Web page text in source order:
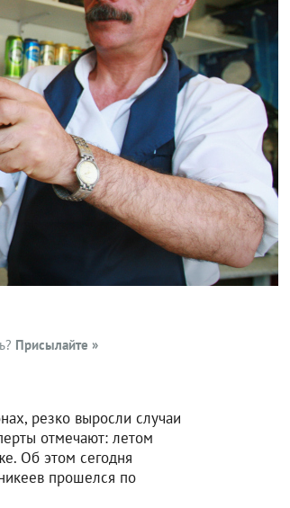
Присылайте »
резко выросли случаи
отмечают: летом
Об этом сегодня
прошелся по